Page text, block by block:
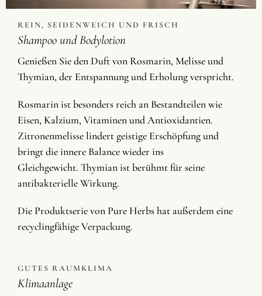
REIN, SEIDENWEICH UND FRISCH
Shampoo und Bodylotion
Genießen Sie den Duft von Rosmarin, Melisse und
Thymian, der Entspannung und Erholung verspricht.
Rosmarin ist besonders reich an Bestandteilen wie
Eisen, Kalzium, Vitaminen und Antioxidantien.
Zitronenmelisse lindert geistige Erschöpfung und
bringt die innere Balance wieder ins
Gleichgewicht. Thymian ist berühmt für seine
antibakterielle Wirkung.
Die Produktserie von Pure Herbs hat außerdem eine
recyclingfähige Verpackung.
GUTES RAUMKLIMA
Klimaanlage